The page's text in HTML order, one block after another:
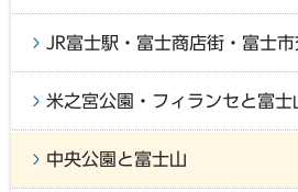
JR富士駅・富士商店街・富士
米之宮公園・フィランセと富士
中央公園と富士山